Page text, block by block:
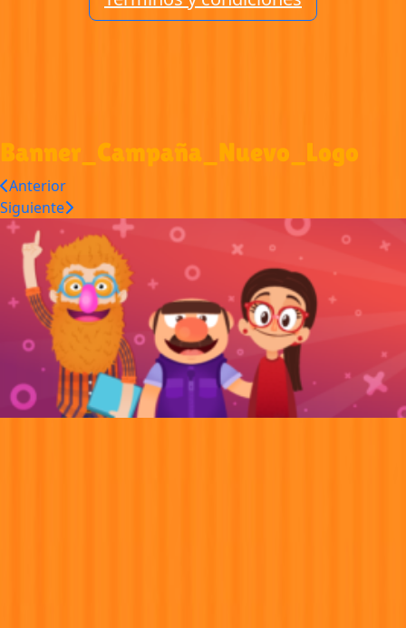
Banner_Campaña_Nuevo_Logo
Anterior
Siguiente